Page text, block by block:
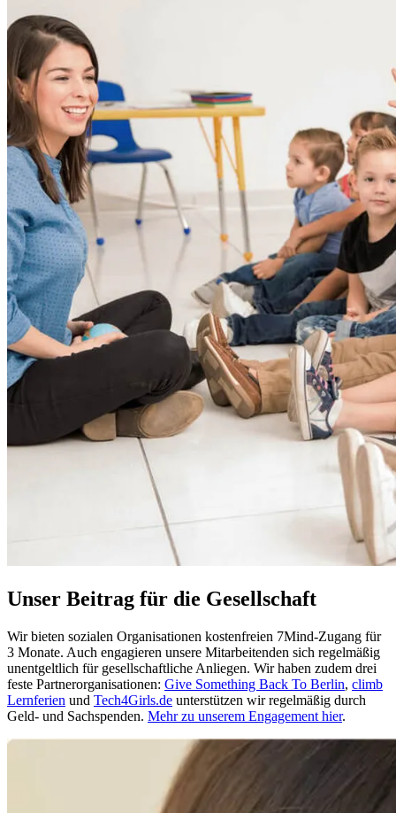
Unser Beitrag für die Gesellschaft
Wir bieten sozialen Organisationen kostenfreien 7Mind-Zugang für
3 Monate. Auch engagieren unsere Mitarbeitenden sich regelmäßig
unentgeltlich für gesellschaftliche Anliegen. Wir haben zudem drei
feste Partnerorganisationen: Give Something Back To Berlin, climb
Lernferien und Tech4Girls.de unterstützen wir regelmäßig durch
Geld- und Sachspenden. Mehr zu unserem Engagement hier.